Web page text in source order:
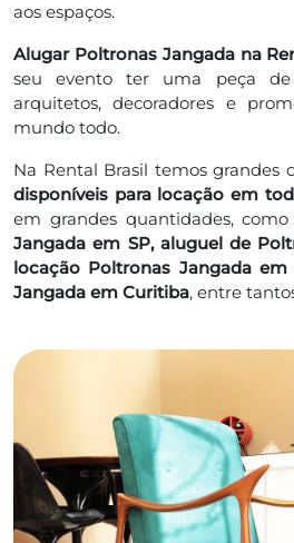
aos espaços.
Alugar Poltronas Jangada na
seu evento ter uma peça
arquitetos, decoradores e
mundo todo.
Na Rental Brasil temos grandes
disponíveis para locação em
em grandes quantidades, como
Jangada em SP, aluguel de
locação Poltronas Jangada
Jangada em Curitiba, entre